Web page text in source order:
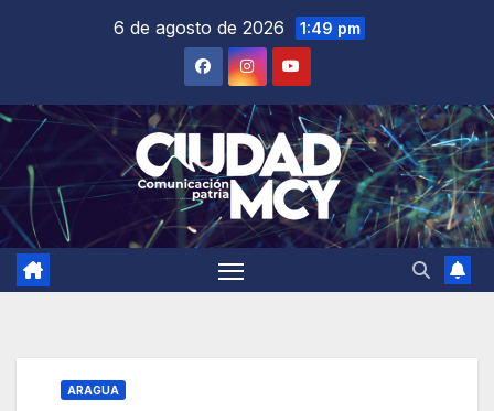
6 de agosto de 2026 1:49 pm
ARAGUA